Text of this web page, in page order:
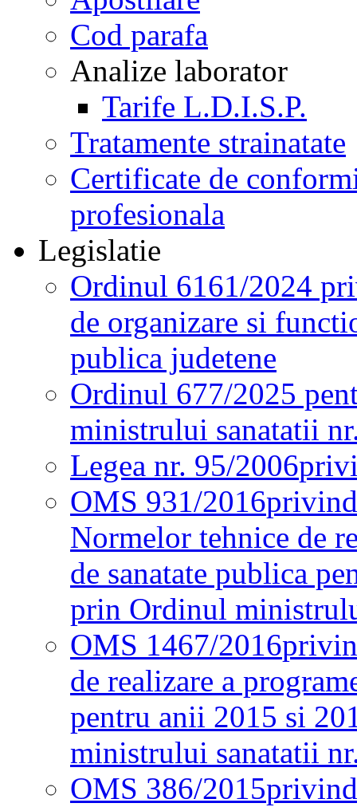
Cod parafa
Analize laborator
Tarife L.D.I.S.P.
Tratamente strainatate
Certificate de
profesionala
Legislatie
Ordinul 6161/2024
de organizare si
publica judetene
Ordinul 677/2025
ministrului sanatatii
Legea nr. 95/2006
OMS 931/2016
Normelor tehnice de
de sanatate publica
prin Ordinul
OMS 1467/2016
de realizare a
pentru anii 2015 si
ministrului sanatatii
OMS 386/2015